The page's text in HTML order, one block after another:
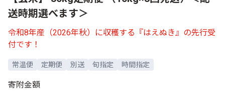
送時期選べます＞
令和8年産（2026年秋）に収穫する『はえぬき』の先行受
付です！
常温便 定期便 別送 旬指定 時間指定
寄附金額